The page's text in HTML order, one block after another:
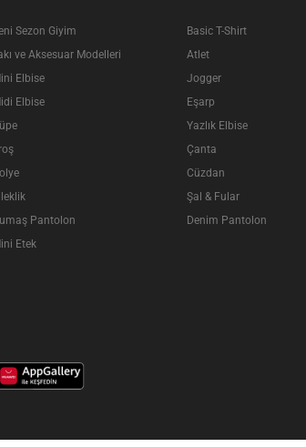
Sezon Giyim
ve Aksesuar Modelleri
Elbise
Elbise
Pantolon
Etek
Basic T-Shirt
Atlet
Jogger
Eşarp
Yazlık Elbise
Çanta
Cüzdan
Şal & Fular
Denim Pantolon